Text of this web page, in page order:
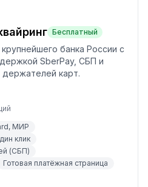
Бесплатный
банка России с
SberPay, СБП и
карт.
МИР
клик
(СБП)
Готовая платёжная страница